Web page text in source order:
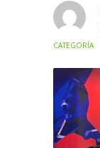
CATEGORÍA